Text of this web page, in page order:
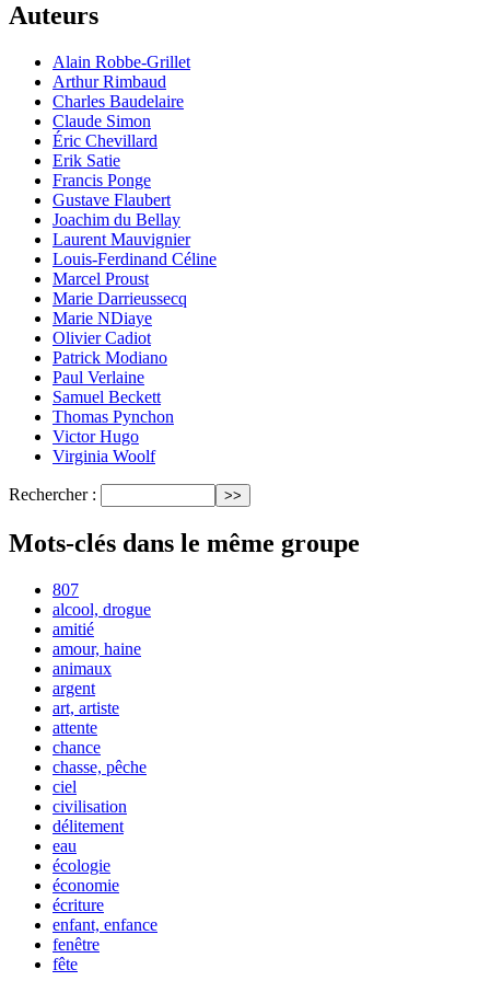
Auteurs
Alain Robbe-Grillet
Arthur Rimbaud
Charles Baudelaire
Claude Simon
Éric Chevillard
Erik Satie
Francis Ponge
Gustave Flaubert
Joachim du Bellay
Laurent Mauvignier
Louis-Ferdinand Céline
Marcel Proust
Marie Darrieussecq
Marie NDiaye
Olivier Cadiot
Patrick Modiano
Paul Verlaine
Samuel Beckett
Thomas Pynchon
Victor Hugo
Virginia Woolf
Rechercher :
Mots-clés dans le même groupe
807
alcool, drogue
amitié
amour, haine
animaux
argent
art, artiste
attente
chance
chasse, pêche
ciel
civilisation
délitement
eau
écologie
économie
écriture
enfant, enfance
fenêtre
fête